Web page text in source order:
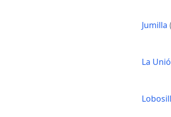
Jumilla
La